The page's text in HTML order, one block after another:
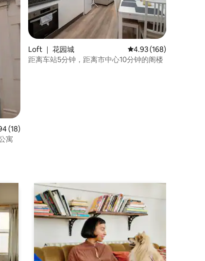
分 4.94 分（满分 5 分），共 18 条评价
(18)
寓
Loft ｜ 花园城 平均评分 4.93 分（满
4.93 (168)
距离车站5分钟，距离市中心10分钟的阁楼